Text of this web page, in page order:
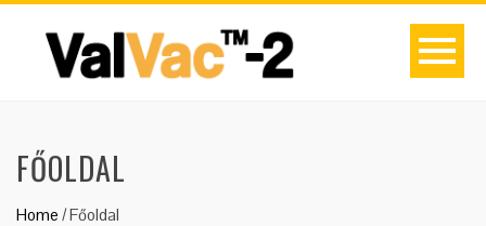
FŐOLDAL
Home /Főoldal